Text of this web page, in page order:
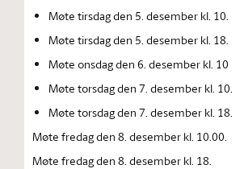
Møte tirsdag den 5. desember kl. 10.
Møte tirsdag den 5. desember kl. 18.
Møte onsdag den 6. desember kl. 10
Møte torsdag den 7. desember kl. 10.
Møte torsdag den 7. desember kl. 18.
Møte fredag den 8. desember kl. 10.00.
Møte fredag den 8. desember kl. 18.